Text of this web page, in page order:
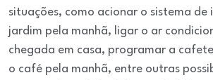
situações, como acionar o sistema de
jardim pela manhã, ligar o ar
chegada em casa, programar a
o café pela manhã, entre outras